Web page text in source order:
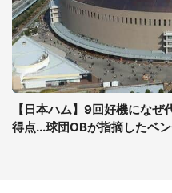
【日本ハム】9回好機にな
得点...球団OBが指摘したベン